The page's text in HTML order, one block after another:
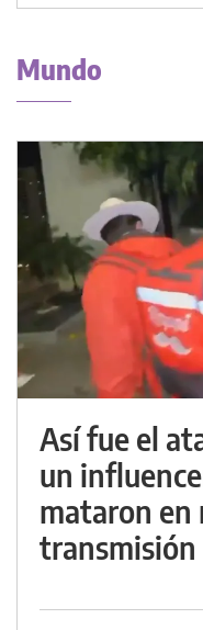
Mundo
Así fue el
un
mataron en